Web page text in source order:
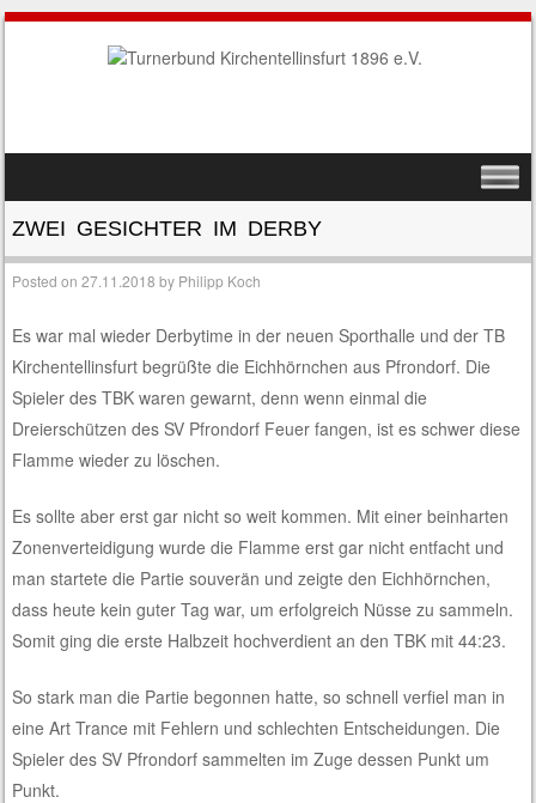
MENU
ZWEI GESICHTER IM DERBY
Posted on27.11.2018 by Philipp Koch
Es war mal wieder Derbytime in der neuen Sporthalle und der TB
Kirchentellinsfurt begrüßte die Eichhörnchen aus Pfrondorf. Die
Spieler des TBK waren gewarnt, denn wenn einmal die
Dreierschützen des SV Pfrondorf Feuer fangen, ist es schwer diese
Flamme wieder zu löschen.
Es sollte aber erst gar nicht so weit kommen. Mit einer beinharten
Zonenverteidigung wurde die Flamme erst gar nicht entfacht und
man startete die Partie souverän und zeigte den Eichhörnchen,
dass heute kein guter Tag war, um erfolgreich Nüsse zu sammeln.
Somit ging die erste Halbzeit hochverdient an den TBK mit 44:23.
So stark man die Partie begonnen hatte, so schnell verfiel man in
eine Art Trance mit Fehlern und schlechten Entscheidungen. Die
Spieler des SV Pfrondorf sammelten im Zuge dessen Punkt um
Punkt.